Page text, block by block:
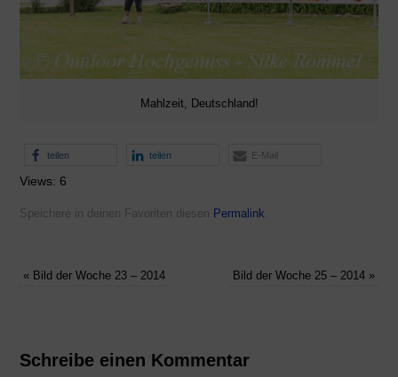
Mahlzeit, Deutschland!
teilen teilen E-Mail
Views: 6
Speichere in deinen Favoriten diesen Permalink
«Bild der Woche 23 – 2014 Bild der Woche 25 – 2014 »
Schreibe einen Kommentar